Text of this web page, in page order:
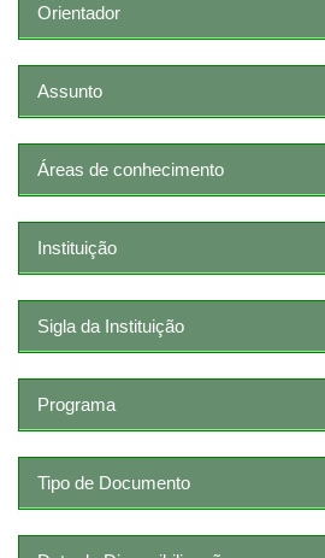
Orientador
Assunto
Áreas de conhecimento
Instituição
Sigla da Instituição
Programa
Tipo de Documento